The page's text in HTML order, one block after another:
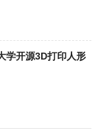
学开源3D打印人形